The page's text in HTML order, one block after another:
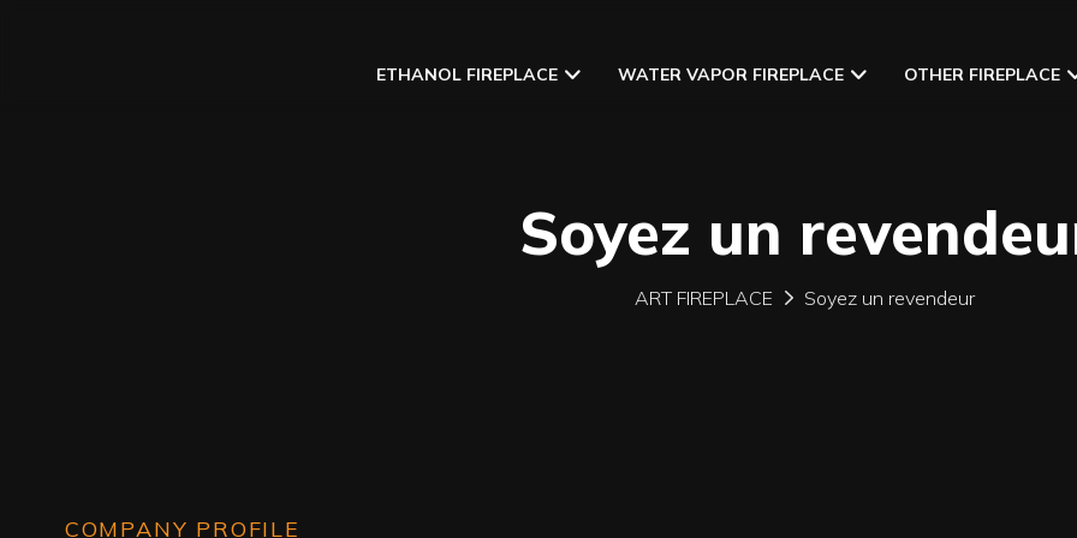
ETHANOL FIREPLACE WATER VAPOR FIREPLACE OTHER FIREPLACE
Soyez un
ART FIREPLACE Soyez un revendeur
COMPANY PROFILE